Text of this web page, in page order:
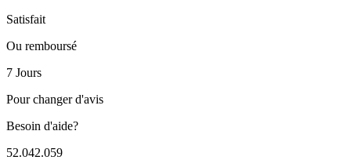
Satisfait
Ou remboursé
7 Jours
Pour changer d'avis
Besoin d'aide?
52.042.059